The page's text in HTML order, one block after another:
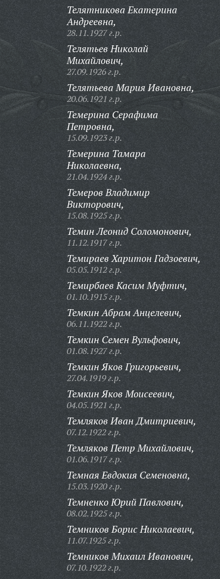
Телятникова Екатерина
Андреевна,
28.11.1927 г.р.
Телятьев Николай
Михайлович,
27.09.1926 г.р.
Телятьева Мария Ивановна,
20.06.1921 г.р.
Темерина Серафима
Петровна,
15.09.1923 г.р.
Темерина Тамара
Николаевна,
21.04.1924 г.р.
Темеров Владимир
Викторович,
15.08.1925 г.р.
Темин Леонид Соломонович,
11.12.1917 г.р.
Темираев Харитон Гадзоевич,
05.05.1912 г.р.
Темирбаев Касим Муфтич,
01.10.1915 г.р.
Темкин Абрам Анцелевич,
06.11.1922 г.р.
Темкин Семен Вульфович,
01.08.1927 г.р.
Темкин Яков Григорьевич,
27.04.1919 г.р.
Темкин Яков Моисеевич,
04.05.1921 г.р.
Темляков Иван Дмитриевич,
07.12.1922 г.р.
Темляков Петр Михайлович,
01.06.1917 г.р.
Темная Евдокия Семеновна,
15.03.1920 г.р.
Темненко Юрий Павлович,
08.02.1925 г.р.
Темников Борис Николаевич,
11.07.1925 г.р.
Темников Михаил Иванович,
07.10.1922 г.р.